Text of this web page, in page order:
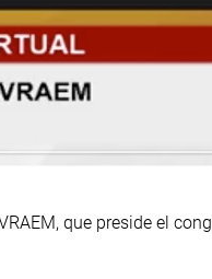
que preside el